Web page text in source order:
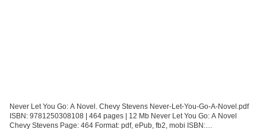
Never Let You Go: A Novel. Chevy Stevens Never-Let-You-Go-A-Novel.pdf
ISBN: 9781250308108 | 464 pages | 12 Mb Never Let You Go: A Novel
Chevy Stevens Page: 464 Format: pdf, ePub, fb2, mobi ISBN: